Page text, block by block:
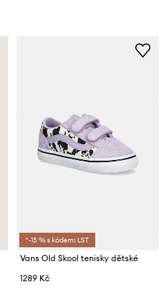
*-15 % s kódem: LST
Vans Old Skool tenisky dětské
1289 Kč